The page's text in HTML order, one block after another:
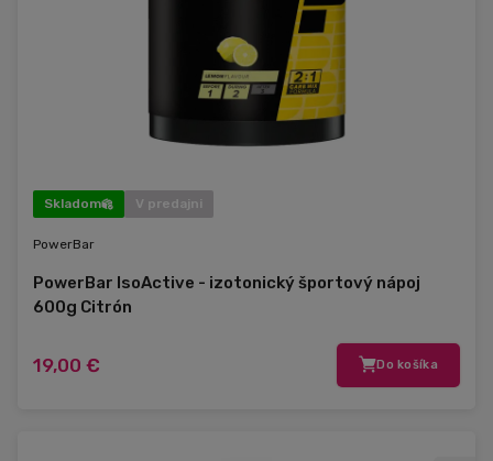
Skladom V predajni
PowerBar
PowerBar IsoActive - izotonický športový nápoj
600g Citrón
19,00 € Do košíka